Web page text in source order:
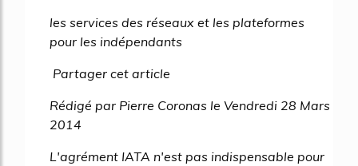
les services des réseaux et les plateformes
pour les indépendants
Partager cet article
Rédigé par Pierre Coronas le Vendredi 28 Mars
2014
L'agrément IATA n'est pas indispensable pour